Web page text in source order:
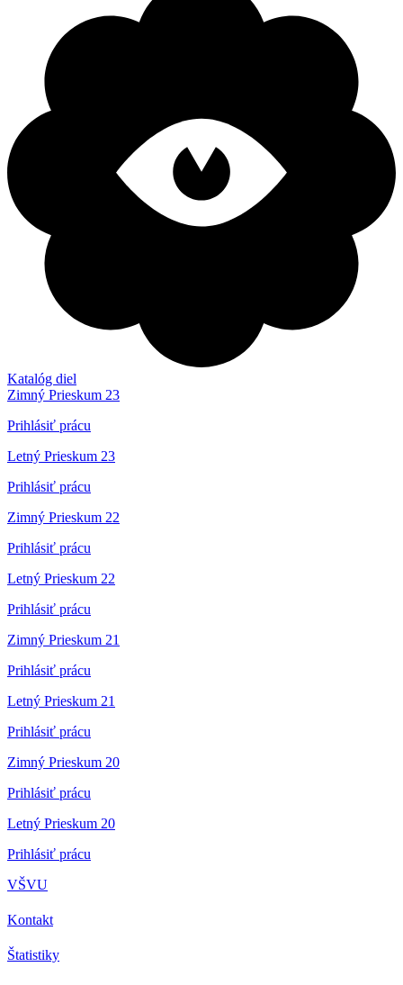
Katalóg diel
Zimný Prieskum 23
Prihlásiť prácu
Letný Prieskum 23
Prihlásiť prácu
Zimný Prieskum 22
Prihlásiť prácu
Letný Prieskum 22
Prihlásiť prácu
Zimný Prieskum 21
Prihlásiť prácu
Letný Prieskum 21
Prihlásiť prácu
Zimný Prieskum 20
Prihlásiť prácu
Letný Prieskum 20
Prihlásiť prácu
VŠVU
Kontakt
Štatistiky